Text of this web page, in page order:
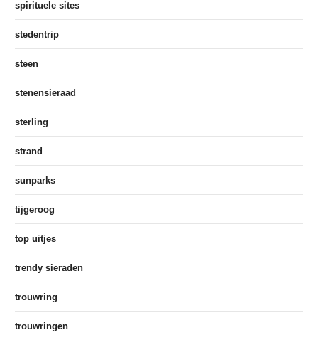
spirituele sites
stedentrip
steen
stenensieraad
sterling
strand
sunparks
tijgeroog
top uitjes
trendy sieraden
trouwring
trouwringen